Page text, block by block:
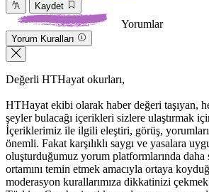
Kaydet
Yorumlar
Yorum Kuralları
Değerli HTHayat okurları,
HTHayat ekibi olarak haber değeri taşıyan,
şeyler bulacağı içerikleri sizlere ulaştırmak
İçeriklerimiz ile ilgili eleştiri, görüş,
önemli. Fakat karşılıklı saygı ve yasalara
oluşturduğumuz yorum platformlarında daha
ortamını temin etmek amacıyla ortaya
moderasyon kurallarımıza dikkatinizi